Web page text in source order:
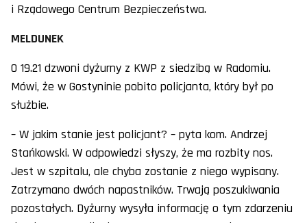
i Rządowego Centrum Bezpieczeństwa.
MELDUNEK
O 19.21 dzwoni dyżurny z KWP z siedzibą w Radomiu.
Mówi, że w Gostyninie pobito policjanta, który był po
służbie.
– W jakim stanie jest policjant? – pyta kom. Andrzej
Stańkowski. W odpowiedzi słyszy, że ma rozbity nos.
Jest w szpitalu, ale chyba zostanie z niego wypisany.
Zatrzymano dwóch napastników. Trwają poszukiwania
pozostałych. Dyżurny wysyła informację o tym zdarzeniu